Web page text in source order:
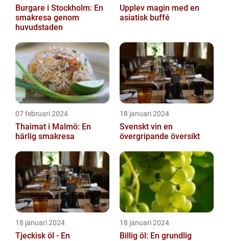
Burgare i Stockholm: En
smakresa genom
huvudstaden
Upplev magin med en
asiatisk buffé
07 februari 2024
Thaimat i Malmö: En
härlig smakresa
18 januari 2024
Svenskt vin en
övergripande översikt
18 januari 2024
Tjeckisk öl - En
18 januari 2024
Billig öl: En grundlig